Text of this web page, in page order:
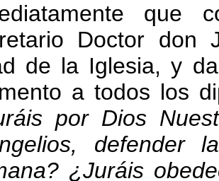
que
Doctor don
de la Iglesia, y
a todos los
por Dios
defender
¿Juráis